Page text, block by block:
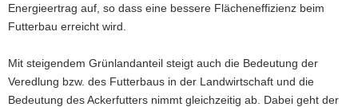
Energieertrag auf, so dass eine bessere Flächeneffizienz beim
Futterbau erreicht wird.
Mit steigendem Grünlandanteil steigt auch die Bedeutung der
Veredlung bzw. des Futterbaus in der Landwirtschaft und die
Bedeutung des Ackerfutters nimmt gleichzeitig ab. Dabei geht der